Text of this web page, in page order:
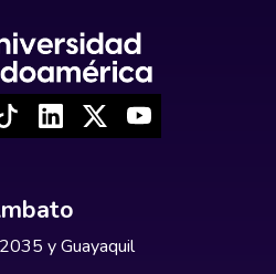
y Guayaquil